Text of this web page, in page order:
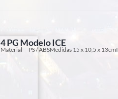
4 PG Modelo ICE
Material – PS / ABSMedidas 15 x 10,5 x